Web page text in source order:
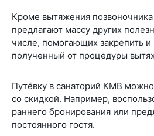
Кроме вытяжения
предлагают массу других
числе, помогающих закрепить и
полученный от процедуры
Путёвку в санаторий КМВ
со скидкой. Например,
раннего бронирования или
постоянного гостя.